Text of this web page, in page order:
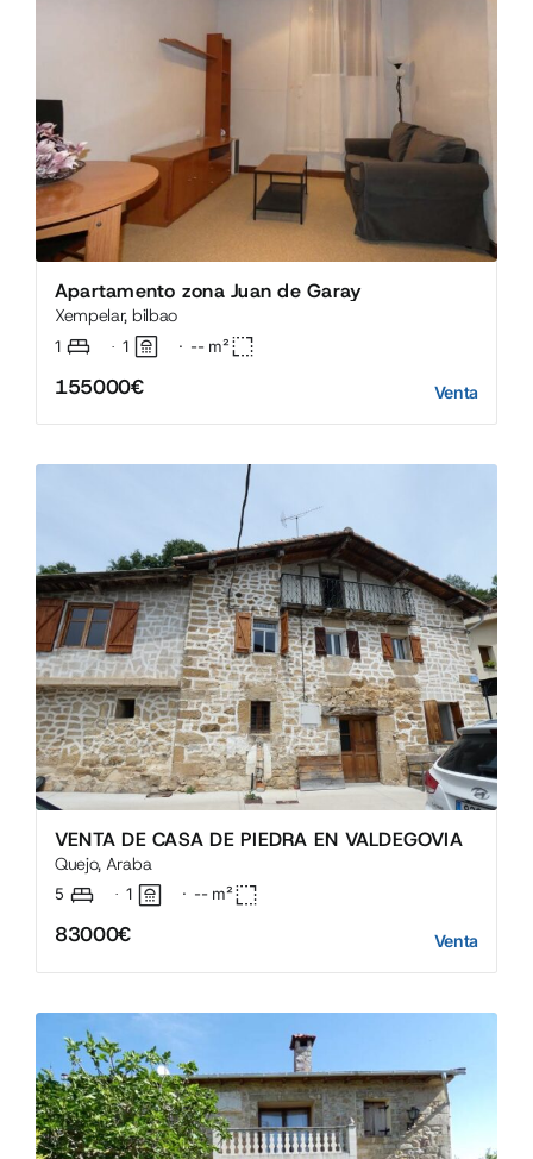
Apartamento zona Juan de Garay
Xempelar, bilbao
1 · 1 · -- m²
155000€ Venta
VENTA DE CASA DE PIEDRA EN VALDEGOVIA
Quejo, Araba
5 · 1 · -- m²
83000€ Venta